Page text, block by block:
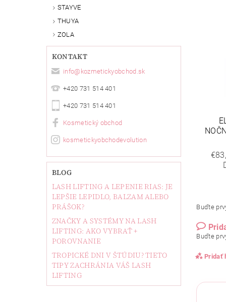
STAYVE
THUYA
ZOLA
KONTAKT
info@ kozmetickyobchod.sk
+420 731 514 401
+420 731 514 401
Kosmetický obchod
kosmetickyobchodevolution
BLOG
LASH LIFTING A LEPENIE RIAS: JE
LEPŠIE LEPIDLO, BALZAM ALEBO
PRÁŠOK?
ZNAČKY A SYSTÉMY NA LASH
LIFTING: AKO VYBRAŤ +
POROVNANIE
TROPICKÉ DNI V ŠTÚDIU? TIETO
TIPY ZACHRÁNIA VÁŠ LASH
LIFTING
Buďte
Buďte
Pridať